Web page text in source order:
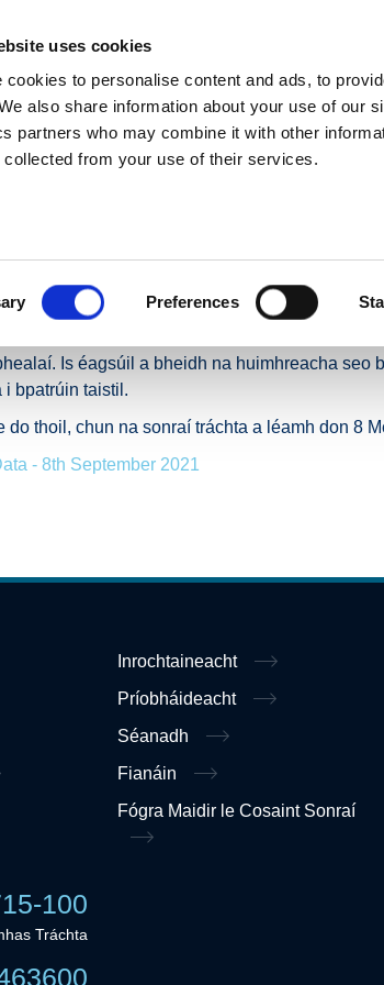
uses cookies
cookies to personalise content and ads, to
also share information about your use of our
partners who may combine it with other
collected from your use of their services.
Preferences
MAIDIR LINNE NUACHT BÓITHRE & DOLA
Leibhéil Trácht Gluaisteán Laethúla ar fud Ghréasán
Gluaisteán
BIÉ - an
Is éagsúil a bheidh na huimhreacha
i bpatrúin taistil.
do thoil, chun na sonraí tráchta a léamh don 8
- 8th September 2021
Inrochtaineacht
Príobháideacht
Séanadh
Fianáin
Fógra Maidir le Cosaint Sonraí
100
Tráchta